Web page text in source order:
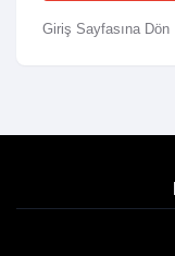
Giriş Sayfasına Dön